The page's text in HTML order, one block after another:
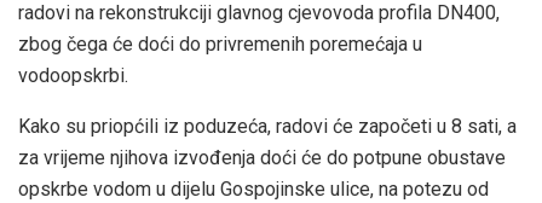
radovi na rekonstrukciji glavnog cjevovoda profila DN400,
zbog čega će doći do privremenih poremećaja u
vodoopskrbi.
Kako su priopćili iz poduzeća, radovi će započeti u 8 sati, a
za vrijeme njihova izvođenja doći će do potpune obustave
opskrbe vodom u dijelu Gospojinske ulice, na potezu od